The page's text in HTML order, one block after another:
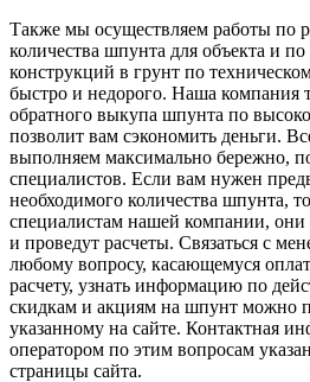
Также мы осуществляем работы по
количества шпунта для объекта и
конструкций в грунт по
быстро и недорого. Наша компания
обратного выкупа шпунта по
позволит вам сэкономить деньги.
выполняем максимально бережно,
специалистов. Если вам нужен
необходимого количества шпунта,
специалистам нашей компании, они
и проведут расчеты. Связаться с
любому вопросу, касающемуся
расчету, узнать информацию по
скидкам и акциям на шпунт можно
указанному на сайте. Контактная
оператором по этим вопросам
страницы сайта.